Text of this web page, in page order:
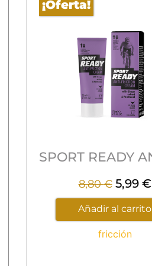
¡Oferta!
8,80€ 5,99 €
Añadir al carrito
fricción